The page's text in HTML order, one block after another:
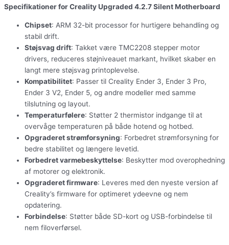
Specifikationer for Creality Upgraded 4.2.7 Silent Motherboard
Chipset: ARM 32-bit processor for hurtigere behandling og
stabil drift.
Støjsvag drift: Takket være TMC2208 stepper motor
drivers, reduceres støjniveauet markant, hvilket skaber en
langt mere støjsvag printoplevelse.
Kompatibilitet: Passer til Creality Ender 3, Ender 3 Pro,
Ender 3 V2, Ender 5, og andre modeller med samme
tilslutning og layout.
Temperaturfølere: Støtter 2 thermistor indgange til at
overvåge temperaturen på både hotend og hotbed.
Opgraderet strømforsyning: Forbedret strømforsyning for
bedre stabilitet og længere levetid.
Forbedret varmebeskyttelse: Beskytter mod overophedning
af motorer og elektronik.
Opgraderet firmware: Leveres med den nyeste version af
Creality’s firmware for optimeret ydeevne og nem
opdatering.
Forbindelse: Støtter både SD-kort og USB-forbindelse til
nem filoverførsel.